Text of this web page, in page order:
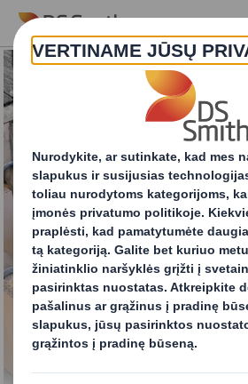
Skip to main content
Buferiai ir įdėklai